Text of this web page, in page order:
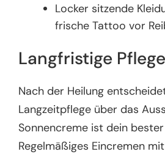
Locker sitzende
frische Tattoo vor
Langfristige Pflege
Nach der Heilung
Langzeitpflege über das
Sonnencreme ist dein
Regelmäßiges Eincremen